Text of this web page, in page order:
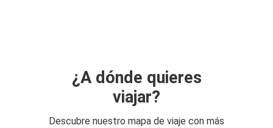
Bayona
Pamplona
¿A dónde quieres
viajar?
Descubre nuestro mapa de viaje con más